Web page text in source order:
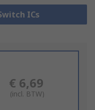
ICs
€ 6,69
(incl. BTW)